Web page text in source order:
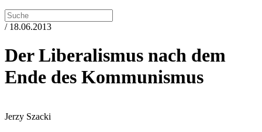
/ 18.06.2013
Der Liberalismus nach dem
Ende des Kommunismus
Jerzy Szacki